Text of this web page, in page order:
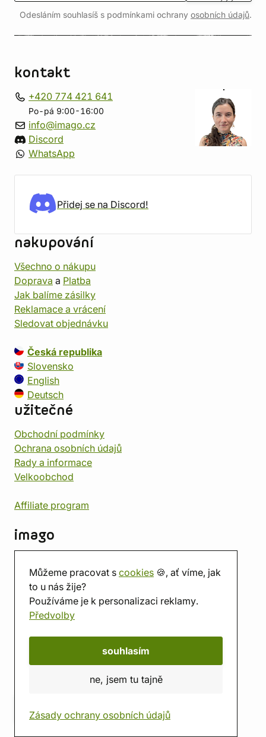
Můžeme pracovat s cookies 🍪, ať víme, jak
to u nás žije?
Používáme je k personalizaci reklamy.
Předvolby
souhlasím
ne, jsem tu tajně
Zásady ochrany osobních údajů
Odesláním souhlasíš s podmínkami ochrany osobních údajů.
kontakt
+420 774 421 641
Po-pá 9:00-16:00
info@imago.cz
Discord
WhatsApp
Přidej se na Discord!
nakupování
Všechno o nákupu
Doprava a Platba
Jak balíme zásilky
Reklamace a vrácení
Sledovat objednávku
Česká republika
Slovensko
English
Deutsch
užitečné
Obchodní podmínky
Ochrana osobních údajů
Rady a informace
Velkoobchod
Affiliate program
imago
Prodejna
Herna
O nás
Hodnocení obchodu